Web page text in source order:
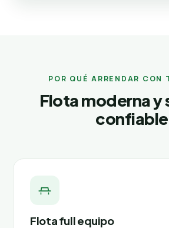
POR QUÉ ARRENDAR CON
Flota moderna y
confiable
Flota full equipo